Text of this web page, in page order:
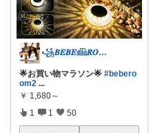
꧁𝑩𝑬𝑩𝑬𓊝𝑹𝑶𝑶𝑴꧂
🌟お買い物マラソン🌟 #bebero
om2 ...
￥ 1,680～
1 1 50